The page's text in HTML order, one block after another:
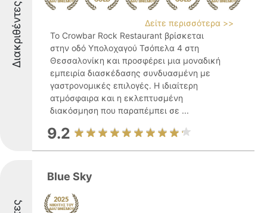
Διακριθέντες
Δείτε περισσότερα >>
Το Crowbar Rock Restaurant βρίσκεται
στην οδό Υπολοχαγού Τσόπελα 4 στη
Θεσσαλονίκη και προσφέρει μια μοναδική
εμπειρία διασκέδασης συνδυασμένη με
γαστρονομικές επιλογές. Η ιδιαίτερη
ατμόσφαιρα και η εκλεπτυσμένη
διακόσμηση που παραπέμπει σε ...
9.2
Blue Sky